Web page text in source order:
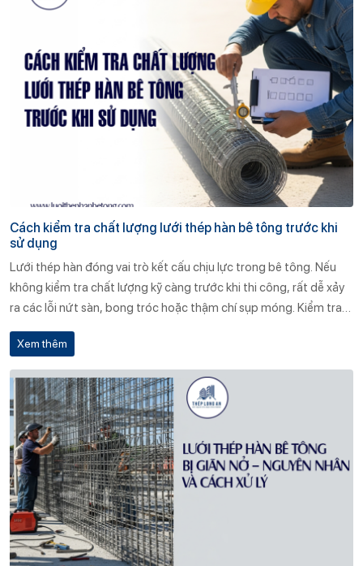
Cách kiểm tra chất lượng lưới thép hàn bê tông trước khi
sử dụng
Lưới thép hàn đóng vai trò kết cấu chịu lực trong bê tông. Nếu
không kiểm tra chất lượng kỹ càng trước khi thi công, rất dễ xảy
ra các lỗi nứt sàn, bong tróc hoặc thậm chí sụp móng. Kiểm tra
chất lượng giúp sớm phát hiện sai lệch, từ đó ngăn ngừa rủi ro kỹ
thuật và tiết kiệm đáng kể chi phí sửa chữa, bảo trì trong tương
lai.
Xem thêm